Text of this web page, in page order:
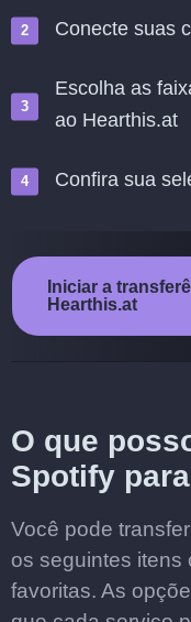
Conecte suas
Escolha as
ao Hearthis.at
Confira sua
Iniciar a
Hearthis.at
O que
Spotify
Você pode
os seguintes itens
favoritas. As